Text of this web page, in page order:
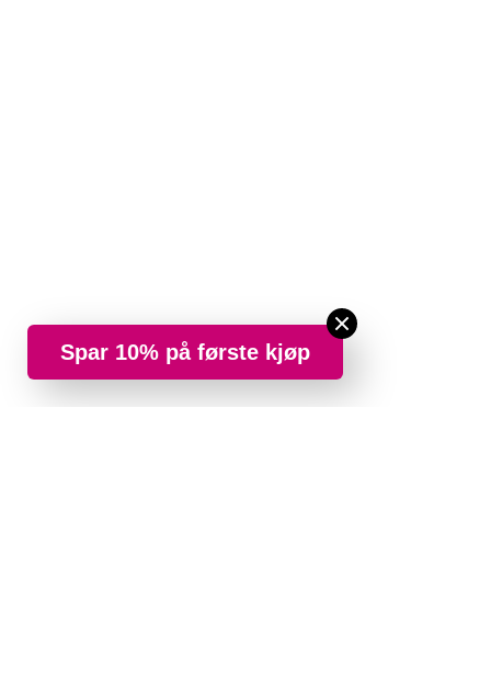
Spar 10% på første kjøp